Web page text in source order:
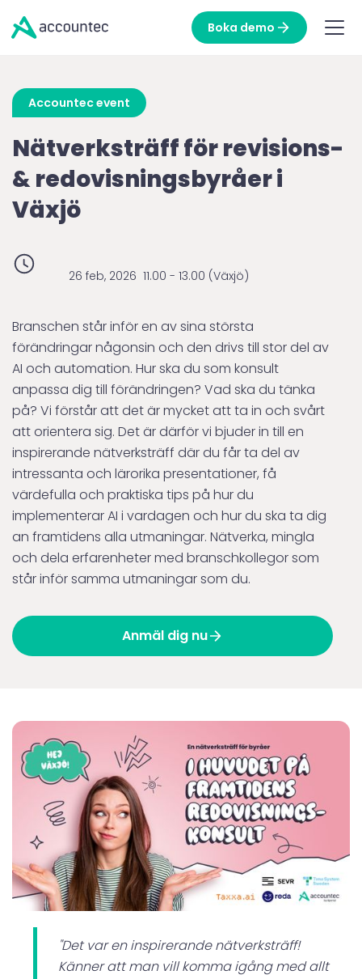
Boka demo
Accountec event
Nätverksträff för revisions-
& redovisningsbyråer i
Växjö
26 feb, 2026 11.00 - 13.00 (Växjö)
Branschen står inför en av sina största
förändringar någonsin och den drivs till stor del av
AI och automation. Hur ska du som konsult
anpassa dig till förändringen? Vad ska du tänka
på? Vi förstår att det är mycket att ta in och svårt
att orientera sig. Det är därför vi bjuder in till en
inspirerande nätverksträff där du får ta del av
intressanta och lärorika presentationer, få
värdefulla och praktiska tips på hur du
implementerar AI i vardagen och hur du ska ta dig
an framtidens alla utmaningar. Nätverka, mingla
och dela erfarenheter med branschkollegor som
står inför samma utmaningar som du.
Anmäl dig nu
"Det var en inspirerande nätverksträff!
Känner att man vill komma igång med allt